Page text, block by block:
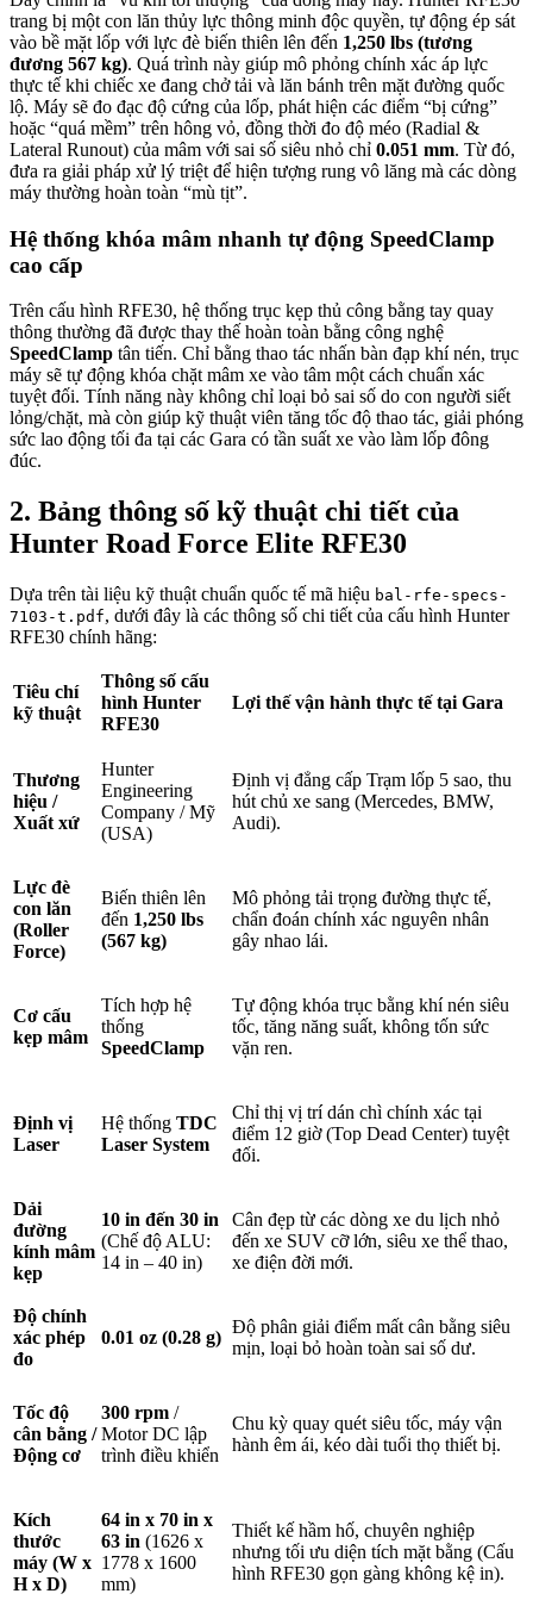
trang bị một con lăn thủy lực thông minh độc quyền, tự động ép sát
vào bề mặt lốp với lực đè biến thiên lên đến 1,250 lbs (tương
đương 567 kg). Quá trình này giúp mô phỏng chính xác áp lực
thực tế khi chiếc xe đang chở tải và lăn bánh trên mặt đường quốc
lộ. Máy sẽ đo đạc độ cứng của lốp, phát hiện các điểm “bị cứng”
hoặc “quá mềm” trên hông vỏ, đồng thời đo độ méo (Radial &
Lateral Runout) của mâm với sai số siêu nhỏ chỉ 0.051 mm. Từ đó,
đưa ra giải pháp xử lý triệt để hiện tượng rung vô lăng mà các dòng
máy thường hoàn toàn “mù tịt”.
Hệ thống khóa mâm nhanh tự động SpeedClamp
cao cấp
Trên cấu hình RFE30, hệ thống trục kẹp thủ công bằng tay quay
thông thường đã được thay thế hoàn toàn bằng công nghệ
SpeedClamp tân tiến. Chỉ bằng thao tác nhấn bàn đạp khí nén, trục
máy sẽ tự động khóa chặt mâm xe vào tâm một cách chuẩn xác
tuyệt đối. Tính năng này không chỉ loại bỏ sai số do con người siết
lỏng/chặt, mà còn giúp kỹ thuật viên tăng tốc độ thao tác, giải phóng
sức lao động tối đa tại các Gara có tần suất xe vào làm lốp đông
đúc.
2. Bảng thông số kỹ thuật chi tiết của
Hunter Road Force Elite RFE30
Dựa trên tài liệu kỹ thuật chuẩn quốc tế mã hiệu bal-rfe-specs-
7103-t.pdf, dưới đây là các thông số chi tiết của cấu hình Hunter
RFE30 chính hãng:
Tiêu chí
kỹ thuật
Thông số cấu
hình Hunter
RFE30
Lợi thế vận hành thực tế tại Gara
Thương
hiệu /
Xuất xứ
Hunter
Engineering
Company / Mỹ
(USA)
Định vị đẳng cấp Trạm lốp 5 sao, thu
hút chủ xe sang (Mercedes, BMW,
Audi).
Lực đè
con lăn
(Roller
Force)
Biến thiên lên
đến 1,250 lbs
(567 kg)
Mô phỏng tải trọng đường thực tế,
chẩn đoán chính xác nguyên nhân
gây nhao lái.
Cơ cấu
kẹp mâm
Tích hợp hệ
thống
SpeedClamp
Tự động khóa trục bằng khí nén siêu
tốc, tăng năng suất, không tốn sức
vặn ren.
Định vị
Laser
Hệ thống TDC
Laser System
Chỉ thị vị trí dán chì chính xác tại
điểm 12 giờ (Top Dead Center) tuyệt
đối.
Dải
đường
kính mâm
kẹp
10 in đến 30 in
(Chế độ ALU:
14 in – 40 in)
Cân đẹp từ các dòng xe du lịch nhỏ
đến xe SUV cỡ lớn, siêu xe thể thao,
xe điện đời mới.
Độ chính
xác phép
đo
0.01 oz (0.28 g)
Độ phân giải điểm mất cân bằng siêu
mịn, loại bỏ hoàn toàn sai số dư.
Tốc độ
cân bằng /
Động cơ
300 rpm /
Motor DC lập
trình điều khiển
Chu kỳ quay quét siêu tốc, máy vận
hành êm ái, kéo dài tuổi thọ thiết bị.
Kích
thước
máy (W x
H x D)
64 in x 70 in x
63 in (1626 x
1778 x 1600
mm)
Thiết kế hầm hố, chuyên nghiệp
nhưng tối ưu diện tích mặt bằng (Cấu
hình RFE30 gọn gàng không kệ in).